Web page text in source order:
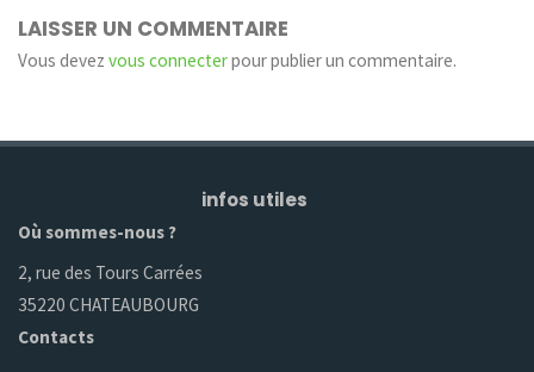
LAISSER UN COMMENTAIRE
Vous devezvous connecterpour publier un commentaire.
infos utiles
Où sommes-nous ?
2, rue des Tours Carrées
35220 CHATEAUBOURG
Contacts